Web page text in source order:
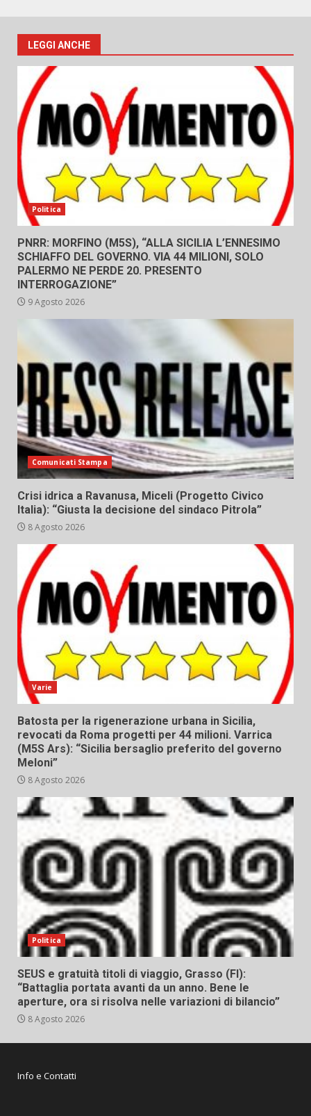
LEGGI ANCHE
Politica
PNRR: MORFINO (M5S), “ALLA SICILIA L’ENNESIMO
SCHIAFFO DEL GOVERNO. VIA 44 MILIONI, SOLO
PALERMO NE PERDE 20. PRESENTO
INTERROGAZIONE”
9 Agosto 2026
Comunicati Stampa
Crisi idrica a Ravanusa, Miceli (Progetto Civico
Italia): “Giusta la decisione del sindaco Pitrola”
8 Agosto 2026
Varie
Batosta per la rigenerazione urbana in Sicilia,
revocati da Roma progetti per 44 milioni. Varrica
(M5S Ars): “Sicilia bersaglio preferito del governo
Meloni”
8 Agosto 2026
Politica
SEUS e gratuità titoli di viaggio, Grasso (FI):
“Battaglia portata avanti da un anno. Bene le
aperture, ora si risolva nelle variazioni di bilancio”
8 Agosto 2026
Info e Contatti